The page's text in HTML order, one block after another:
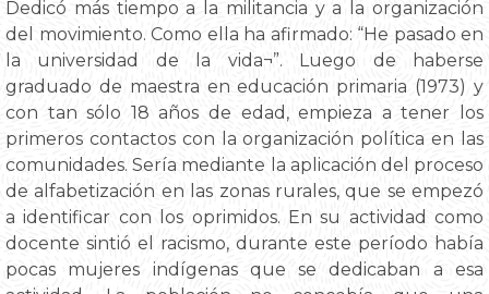
Dedicó más tiempo a la militancia y a la organización
del movimiento. Como ella ha afirmado: “He pasado en
la universidad de la vida¬”. Luego de haberse
graduado de maestra en educación primaria (1973) y
con tan sólo 18 años de edad, empieza a tener los
primeros contactos con la organización política en las
comunidades. Sería mediante la aplicación del proceso
de alfabetización en las zonas rurales, que se empezó
a identificar con los oprimidos. En su actividad como
docente sintió el racismo, durante este período había
pocas mujeres indígenas que se dedicaban a esa